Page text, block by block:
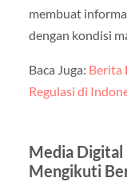
membuat
dengan kondisi
Baca Juga: Berita
Regulasi di
Media Digital
Mengikuti